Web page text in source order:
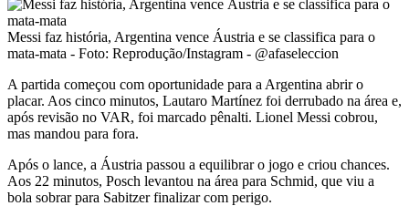
Messi faz história, Argentina vence Áustria e se classifica para o
mata-mata - Foto: Reprodução/Instagram - @afaseleccion
A partida começou com oportunidade para a Argentina abrir o
placar. Aos cinco minutos, Lautaro Martínez foi derrubado na área e,
após revisão no VAR, foi marcado pênalti. Lionel Messi cobrou,
mas mandou para fora.
Após o lance, a Áustria passou a equilibrar o jogo e criou chances.
Aos 22 minutos, Posch levantou na área para Schmid, que viu a
bola sobrar para Sabitzer finalizar com perigo.